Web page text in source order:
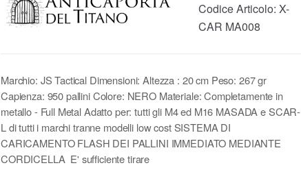
Codice Articolo: X-
CAR MA008
Marchio: JS Tactical Dimensioni: Altezza : 20 cm Peso: 267 gr
Capienza: 950 pallini Colore: NERO Materiale: Completamente in
metallo - Full Metal Adatto per: tutti gli M4 ed M16 MASADA e SCAR-
L di tutti i marchi tranne modelli low cost SISTEMA DI
CARICAMENTO FLASH DEI PALLINI IMMEDIATO MEDIANTE
CORDICELLA E' sufficiente tirare